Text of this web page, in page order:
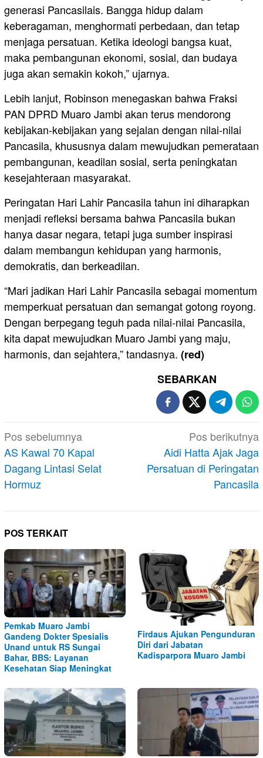
generasi Pancasilais. Bangga hidup dalam
keberagaman, menghormati perbedaan, dan tetap
menjaga persatuan. Ketika ideologi bangsa kuat,
maka pembangunan ekonomi, sosial, dan budaya
juga akan semakin kokoh,” ujarnya.
Lebih lanjut, Robinson menegaskan bahwa Fraksi
PAN DPRD Muaro Jambi akan terus mendorong
kebijakan-kebijakan yang sejalan dengan nilai-nilai
Pancasila, khususnya dalam mewujudkan pemerataan
pembangunan, keadilan sosial, serta peningkatan
kesejahteraan masyarakat.
Peringatan Hari Lahir Pancasila tahun ini diharapkan
menjadi refleksi bersama bahwa Pancasila bukan
hanya dasar negara, tetapi juga sumber inspirasi
dalam membangun kehidupan yang harmonis,
demokratis, dan berkeadilan.
“Mari jadikan Hari Lahir Pancasila sebagai momentum
memperkuat persatuan dan semangat gotong royong.
Dengan berpegang teguh pada nilai-nilai Pancasila,
kita dapat mewujudkan Muaro Jambi yang maju,
harmonis, dan sejahtera,” tandasnya. (red)
SEBARKAN
Navigasi
pos
Pos sebelumnya
AS Kawal 70 Kapal
Dagang Lintasi Selat
Hormuz
Pos berikutnya
Aidi Hatta Ajak Jaga
Persatuan di Peringatan
Pancasila
POS TERKAIT
Pemkab Muaro Jambi
Gandeng Dokter Spesialis
Unand untuk RS Sungai
Bahar, BBS: Layanan
Kesehatan Siap Meningkat
Firdaus Ajukan Pengunduran
Diri dari Jabatan
Kadisparpora Muaro Jambi